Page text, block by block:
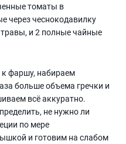
томаты в
через чеснокодавилку
и 2 полные чайные
фаршу, набираем
больше объема гречки и
всё аккуратно.
не нужно ли
по мере
и готовим на слабом